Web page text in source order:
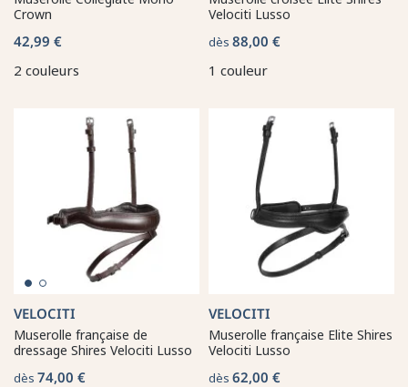
Crown
42,99 €
2 couleurs
Velociti Lusso
dès 88,00 €
1 couleur
VELOCITI
Muserolle française de
dressage Shires Velociti Lusso
dès 74,00 €
VELOCITI
Muserolle française Elite Shires
Velociti Lusso
dès 62,00 €